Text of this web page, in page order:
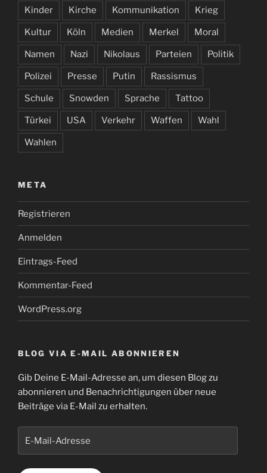
Kinder Kirche Kommunikation Krieg
Kultur Köln Medien Merkel Moral
Namen Nazi Nikolaus Parteien Politik
Polizei Presse Putin Rassismus
Schule Snowden Sprache Tattoo
Türkei USA Verkehr Waffen Wahl
Wahlen
META
Registrieren
Anmelden
Eintrags-Feed
Kommentar-Feed
WordPress.org
BLOG VIA E-MAIL ABONNIEREN
Gib Deine E-Mail-Adresse an, um diesen Blog zu
abonnieren und Benachrichtigungen über neue
Beiträge via E-Mail zu erhalten.
Mail-